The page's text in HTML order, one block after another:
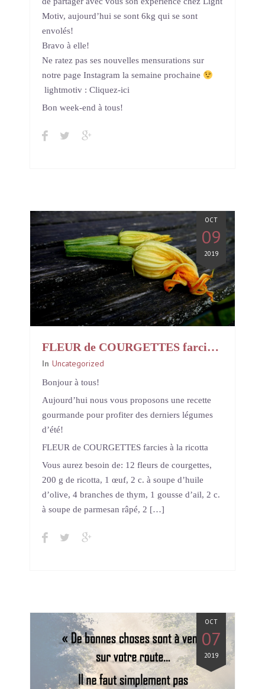
Motiv, aujourd’hui se sont 6kg qui se sont
envolés!
Bravo à elle!
Ne ratez pas ses nouvelles mensurations sur
notre page Instagram la semaine prochaine
lightmotiv : Cliquez-ici
Bon week-end à tous!
OCT
09
2019
FLEUR de COURGETTES farcies à la ricotta
In Uncategorized
Bonjour à tous!
Aujourd’hui nous vous proposons une recette
gourmande pour profiter des derniers légumes
d’été!
FLEUR de COURGETTES farcies à la ricotta
Vous aurez besoin de: 12 fleurs de courgettes,
200 g de ricotta, 1 œuf, 2 c. à soupe d’huile
d’olive, 4 branches de thym, 1 gousse d’ail, 2 c.
à soupe de parmesan râpé, 2 […]
OCT
07
2019